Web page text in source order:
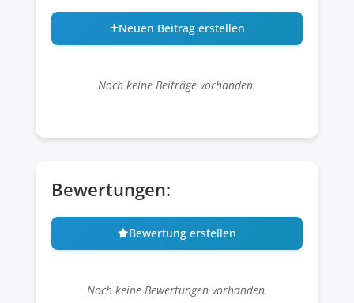
Neuen Beitrag erstellen
Noch keine Beiträge vorhanden.
Bewertungen:
Bewertung erstellen
Noch keine Bewertungen vorhanden.